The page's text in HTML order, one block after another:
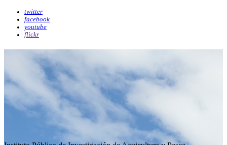
twitter
facebook
youtube
flickr